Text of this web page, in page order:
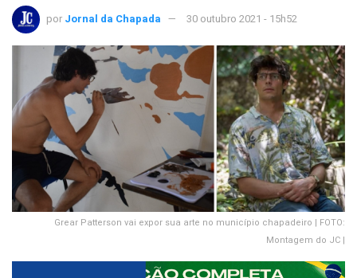
por Jornal da Chapada 30 outubro 2021 - 15h52
Grear Patterson vai expor sua arte no município chapadeiro | FOTO:
Montagem do JC |